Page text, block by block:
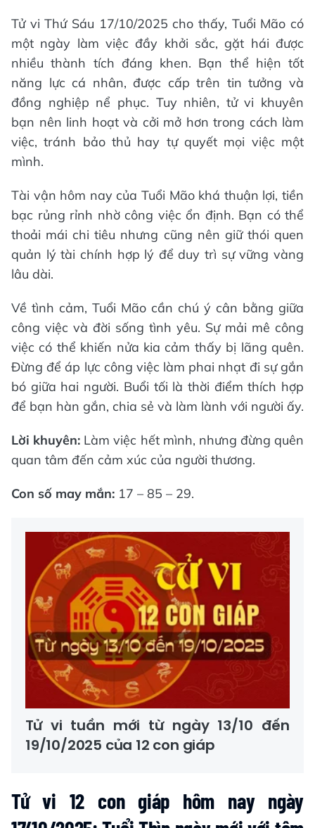
Tử vi Thứ Sáu 17/10/2025 cho thấy, Tuổi Mão có
một ngày làm việc đầy khởi sắc, gặt hái được
nhiều thành tích đáng khen. Bạn thể hiện tốt
năng lực cá nhân, được cấp trên tin tưởng và
đồng nghiệp nể phục. Tuy nhiên, tử vi khuyên
bạn nên linh hoạt và cởi mở hơn trong cách làm
việc, tránh bảo thủ hay tự quyết mọi việc một
mình.
Tài vận hôm nay của Tuổi Mão khá thuận lợi, tiền
bạc rủng rỉnh nhờ công việc ổn định. Bạn có thể
thoải mái chi tiêu nhưng cũng nên giữ thói quen
quản lý tài chính hợp lý để duy trì sự vững vàng
lâu dài.
Về tình cảm, Tuổi Mão cần chú ý cân bằng giữa
công việc và đời sống tình yêu. Sự mải mê công
việc có thể khiến nửa kia cảm thấy bị lãng quên.
Đừng để áp lực công việc làm phai nhạt đi sự gắn
bó giữa hai người. Buổi tối là thời điểm thích hợp
để bạn hàn gắn, chia sẻ và làm lành với người ấy.
Lời khuyên: Làm việc hết mình, nhưng đừng quên
quan tâm đến cảm xúc của người thương.
Con số may mắn: 17 – 85 – 29.
Tử vi tuần mới từ ngày 13/10 đến
19/10/2025 của 12 con giáp
Tử vi 12 con giáp hôm nay ngày